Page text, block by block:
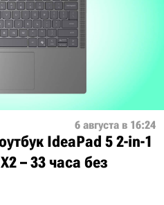
6 августа в 16:24
IdeaPad 5 2-in-1
– 33 часа без